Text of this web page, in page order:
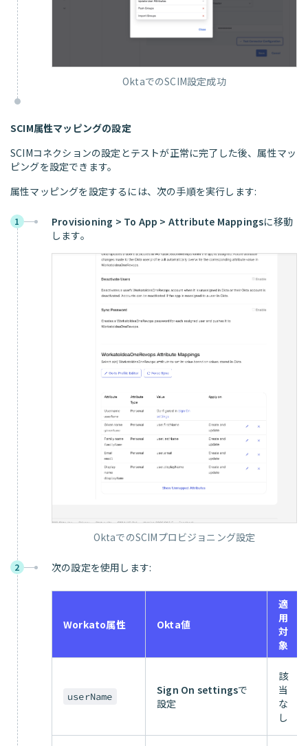
OktaでのSCIM設定成功
SCIM属性マッピングの設定
SCIMコネクションの設定とテストが正常に完了した後、属性マッ
ピングを設定できます。
属性マッピングを設定するには、次の手順を実行します:
1 Provisioning > To App > Attribute Mappingsに移動
します。
OktaでのSCIMプロビジョニング設定
2 次の設定を使用します:
Workato属性 Okta値
適
用
対
象
userName Sign On settingsで
設定
該
当
な
し